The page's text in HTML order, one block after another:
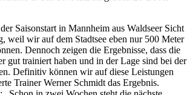
Saisonstart in Mannheim aus Waldseer Sicht
weil wir auf dem Stadtsee eben nur 500 Meter
Dennoch zeigen die Ergebnisse, dass die
gut trainiert haben und in der Lage sind bei der
Definitiv können wir auf diese Leistungen
Trainer Werner Schmidt das Ergebnis.